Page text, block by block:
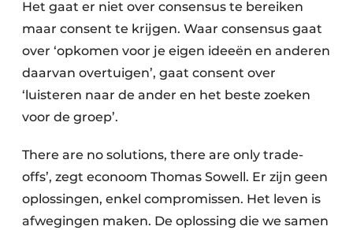
Het gaat er niet over consensus te bereiken
maar consent te krijgen. Waar consensus gaat
over ‘opkomen voor je eigen ideeën en anderen
daarvan overtuigen’, gaat consent over
‘luisteren naar de ander en het beste zoeken
voor de groep’.
There are no solutions, there are only trade-
offs’, zegt econoom Thomas Sowell. Er zijn geen
oplossingen, enkel compromissen. Het leven is
afwegingen maken. De oplossing die we samen